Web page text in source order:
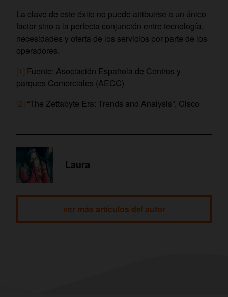
La clave de este éxito no puede atribuirse a un único
factor sino a la perfecta conjunción entre tecnología,
necesidades y oferta de los servicios por parte de los
operadores.
[1] Fuente: Asociación Española de Centros y
parques Comerciales (AECC)
[2] “The Zettabyte Era: Trends and Analysis”, Cisco
Laura
ver más artículos del autor